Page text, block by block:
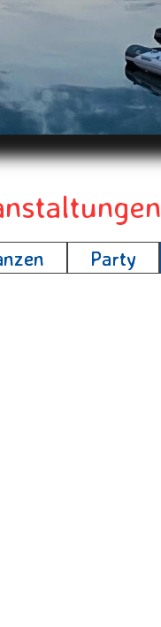
Party